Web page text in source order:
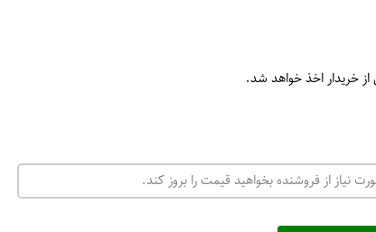
خریدار اخذ خواهد شد.
نیاز از فروشنده بخواهید قیمت را بروز کند.